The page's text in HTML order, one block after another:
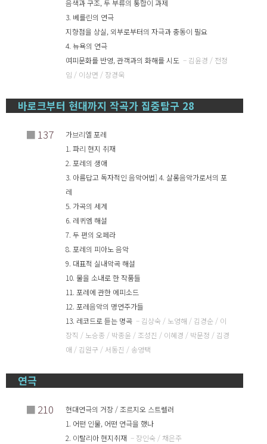
음색과 구조, 두 부류의 통합이 과제
3. 베를린의 연극
지향점을 상실, 외부로부터의 자극과 충동이 필요
4. 뉴욕의 연극
여피문화를 반영, 관객과의 화해를 시도 – 김윤경 / 전정
임 / 이상면 / 장경욱
바로크부터 현대까지 작곡가 집중탐구 28
■ 137
가브리엘 포레
1. 파리 현지 취재
2. 포레의 생애
3. 아름답고 독자적인 음악어법] 4. 살롱음악가로서의 포
레
5. 가곡의 세계
6. 레퀴엠 해설
7. 두 편의 오페라
8. 포레의 피아노 음악
9. 대표적 실내악곡 해설
10. 물을 소내로 한 작품들
11. 포레에 관한 에피소드
12. 포레음악의 명연주가들
13. 레코드로 듣는 명곡 – 김상숙 / 노영해 / 김경순 / 이
장직 / 노승종 / 박종윤 / 조성진 / 이혜경 / 박문정 / 김경
애 / 김원구 / 서동진 / 송영택
연극
■ 210
현대연극의 거장 / 조르지오 스트렐러
1. 어떤 인물, 어떤 연극을 했나
2. 이탈리아 현지취재 – 장인숙 / 채은주